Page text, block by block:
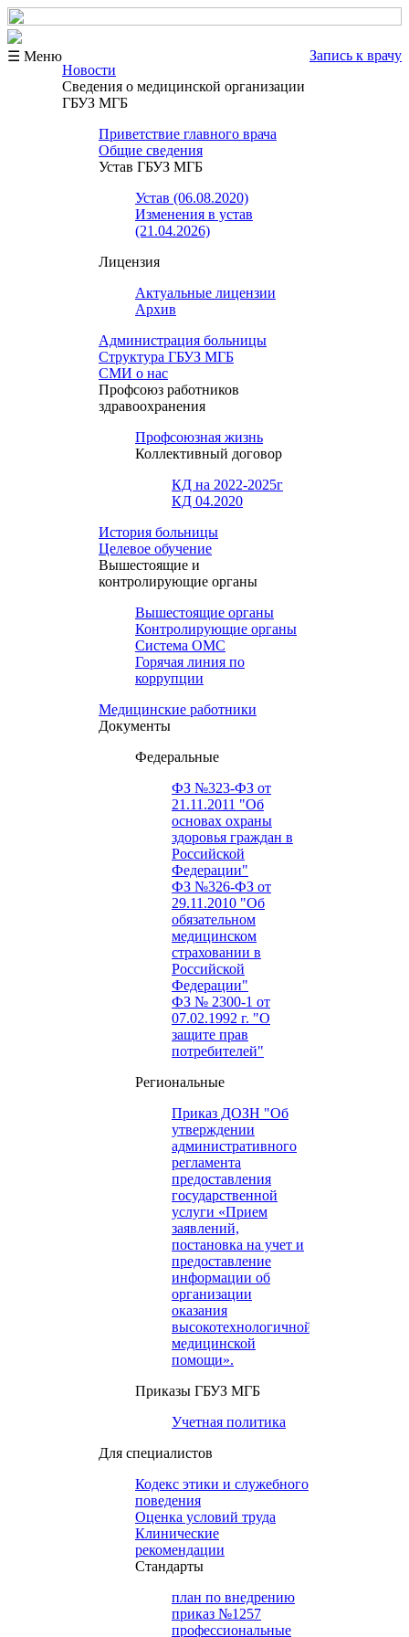
☰ Меню
Запись к врачу
Новости
Сведения о медицинской организации
ГБУЗ МГБ
Приветствие главного врача
Общие сведения
Устав ГБУЗ МГБ
Устав (06.08.2020)
Изменения в устав
(21.04.2026)
Лицензия
Актуальные лицензии
Архив
Администрация больницы
Структура ГБУЗ МГБ
СМИ о нас
Профсоюз работников
здравоохранения
Профсоюзная жизнь
Коллективный договор
КД на 2022-2025г
КД 04.2020
История больницы
Целевое обучение
Вышестоящие и
контролирующие органы
Вышестоящие органы
Контролирующие органы
Система ОМС
Горячая линия по
коррупции
Медицинские работники
Документы
Федеральные
ФЗ №323-ФЗ от
21.11.2011 "Об
основах охраны
здоровья граждан в
Российской
Федерации"
ФЗ №326-ФЗ от
29.11.2010 "Об
обязательном
медицинском
страховании в
Российской
Федерации"
ФЗ № 2300-1 от
07.02.1992 г. "О
защите прав
потребителей"
Региональные
Приказ ДОЗН "Об
утверждении
административного
регламента
предоставления
государственной
услуги «Прием
заявлений,
постановка на учет и
предоставление
информации об
организации
оказания
высокотехнологичной
медицинской
помощи».
Приказы ГБУЗ МГБ
Учетная политика
Для специалистов
Кодекс этики и служебного
поведения
Оценка условий труда
Клинические
рекомендации
Cтандарты
план по внедрению
приказ №1257
профессиональные